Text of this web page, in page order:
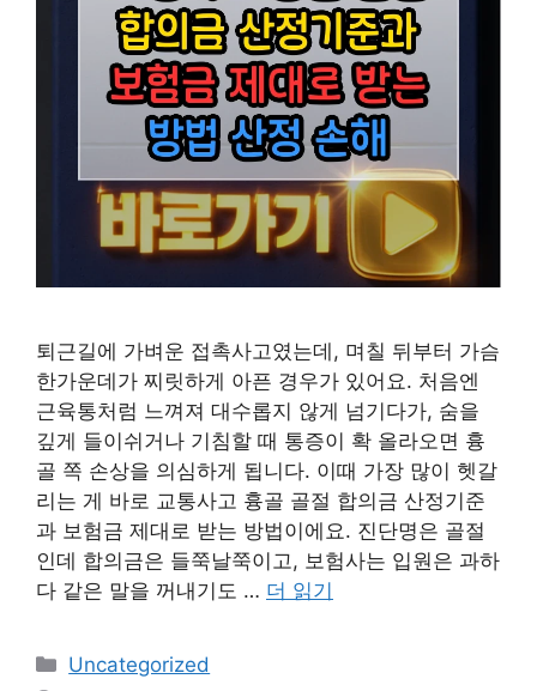
퇴근길에 가벼운 접촉사고였는데, 며칠 뒤부터 가슴
한가운데가 찌릿하게 아픈 경우가 있어요. 처음엔
근육통처럼 느껴져 대수롭지 않게 넘기다가, 숨을
깊게 들이쉬거나 기침할 때 통증이 확 올라오면 흉
골 쪽 손상을 의심하게 됩니다. 이때 가장 많이 헷갈
리는 게 바로 교통사고 흉골 골절 합의금 산정기준
과 보험금 제대로 받는 방법이에요. 진단명은 골절
인데 합의금은 들쭉날쭉이고, 보험사는 입원은 과하
다 같은 말을 꺼내기도 … 더 읽기
카
Uncategorized